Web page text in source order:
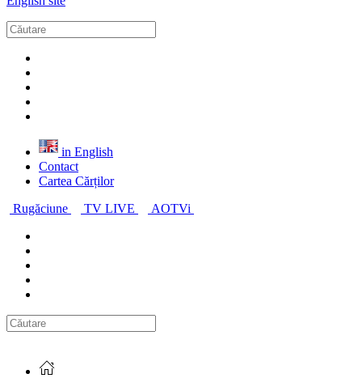
in English
Contact
Cartea Cărților
Rugăciune
TV LIVE AOTVi